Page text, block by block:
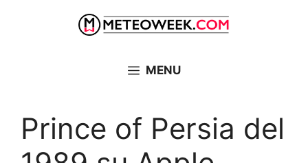
MENU
Prince of Persia del